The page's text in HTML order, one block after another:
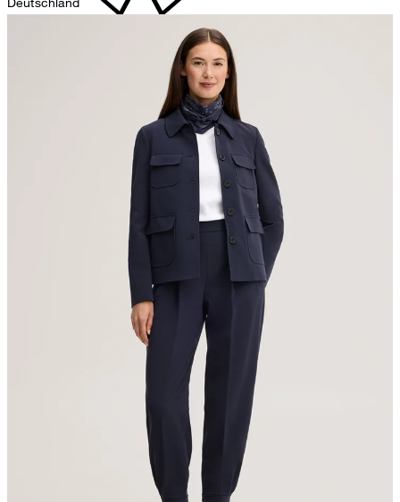
nicht Trommeltrocknen
Bügeln bei geringer Temperatur
Sonnenwiesenstrasse 21